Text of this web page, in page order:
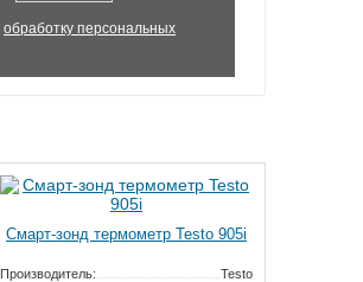
обработку персональных
Смарт-зонд термометр Testo 905i
Производитель: Testo